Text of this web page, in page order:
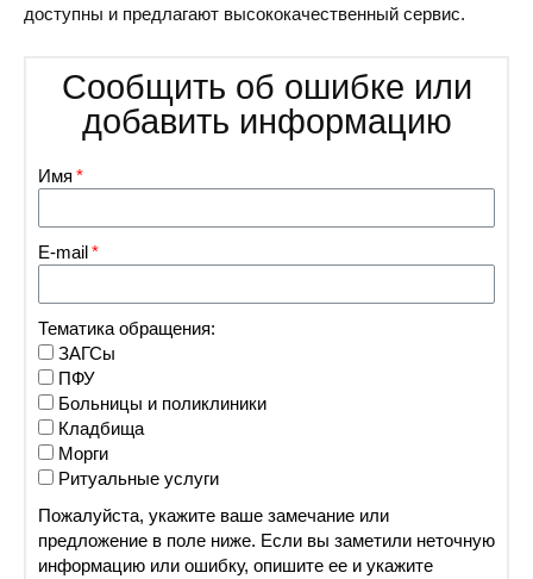
доступны и предлагают высококачественный сервис.
Сообщить об ошибке или
добавить информацию
Имя
E-mail
Тематика обращения:
ЗАГСы
ПФУ
Больницы и поликлиники
Кладбища
Морги
Ритуальные услуги
Пожалуйста, укажите ваше замечание или
предложение в поле ниже. Если вы заметили неточную
информацию или ошибку, опишите ее и укажите